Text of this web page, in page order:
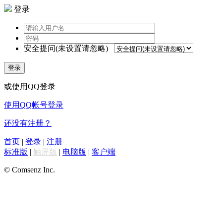
登录
安全提问(未设置请忽略)
登录
或使用QQ登录
使用QQ帐号登录
还没有注册？
首页 | 登录 | 注册
标准版 | 触屏版 | 电脑版 | 客户端
© Comsenz Inc.